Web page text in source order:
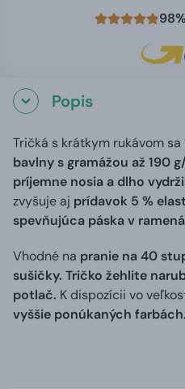
98%
Popis
Tričká s krátkym rukávom
bavlny s gramážou až 190
príjemne nosia a dlho
zvyšuje aj prídavok 5 %
spevňujúca páska v
Vhodné na pranie na 40
sušičky. Tričko žehlite
potlač. K dispozícii vo
vyššie ponúkaných farbách.